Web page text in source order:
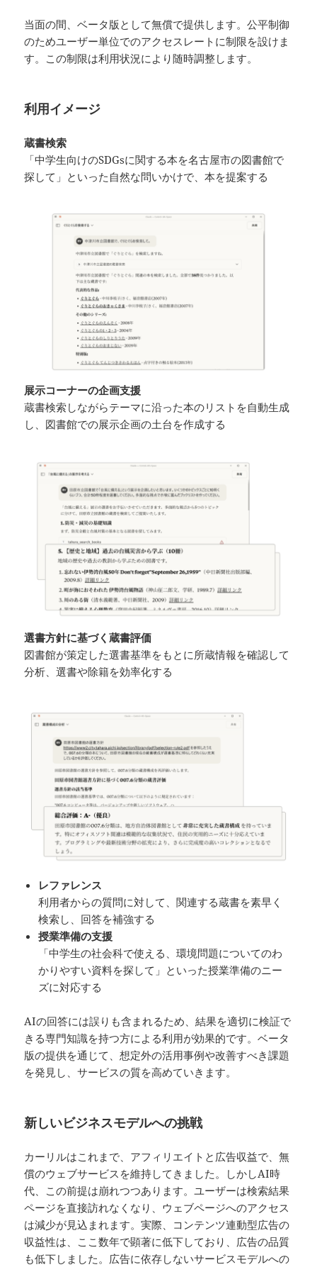
当面の間、ベータ版として無償で提供します。公平制御
のためユーザー単位でのアクセスレートに制限を設けま
す。この制限は利用状況により随時調整します。
利用イメージ
蔵書検索
「中学生向けのSDGsに関する本を名古屋市の図書館で
探して」といった自然な問いかけで、本を提案する
展示コーナーの企画支援
蔵書検索しながらテーマに沿った本のリストを自動生成
し、図書館での展示企画の土台を作成する
選書方針に基づく蔵書評価
図書館が策定した選書基準をもとに所蔵情報を確認して
分析、選書や除籍を効率化する
レファレンス
利用者からの質問に対して、関連する蔵書を素早く
検索し、回答を補強する
授業準備の支援
「中学生の社会科で使える、環境問題についてのわ
かりやすい資料を探して」といった授業準備のニー
ズに対応する
AIの回答には誤りも含まれるため、結果を適切に検証で
きる専門知識を持つ方による利用が効果的です。ベータ
版の提供を通じて、想定外の活用事例や改善すべき課題
を発見し、サービスの質を高めていきます。
新しいビジネスモデルへの挑戦
カーリルはこれまで、アフィリエイトと広告収益で、無
償のウェブサービスを維持してきました。しかしAI時
代、この前提は崩れつつあります。ユーザーは検索結果
ページを直接訪れなくなり、ウェブページへのアクセス
は減少が見込まれます。実際、コンテンツ連動型広告の
収益性は、ここ数年で顕著に低下しており、広告の品質
も低下しました。広告に依存しないサービスモデルへの